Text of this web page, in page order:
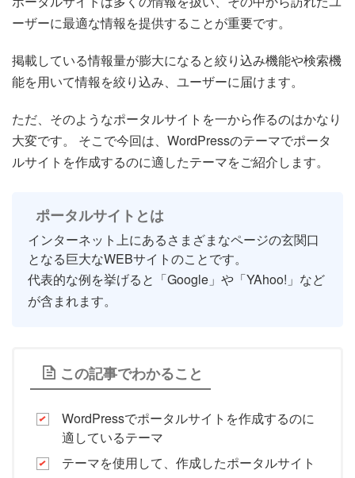
ーザーに最適な情報を提供することが重要です。
掲載している情報量が膨大になると絞り込み機能や検索機
能を用いて情報を絞り込み、ユーザーに届けます。
ただ、そのようなポータルサイトを一から作るのはかなり
大変です。 そこで今回は、WordPressのテーマでポータ
ルサイトを作成するのに適したテーマをご紹介します。
ポータルサイトとは
インターネット上にあるさまざまなページの玄関口
となる巨大なWEBサイトのことです。
代表的な例を挙げると「Google」や「YAhoo!」など
が含まれます。
この記事でわかること
WordPressでポータルサイトを作成するのに
適しているテーマ
テーマを使用して、作成したポータルサイト